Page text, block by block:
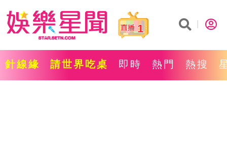
1
針線緣 請世界吃桌 即時 熱門 熱搜